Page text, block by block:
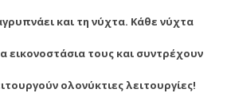
και τη νύχτα. Κάθε νύχτα
εικονοστάσια τους και συντρέχουν
ολονύκτιες λειτουργίες!